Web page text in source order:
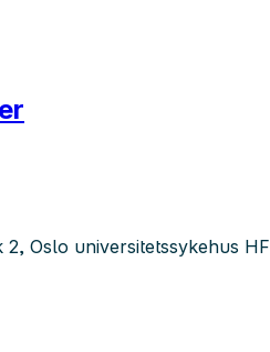
Oslo universitetssykehus HF